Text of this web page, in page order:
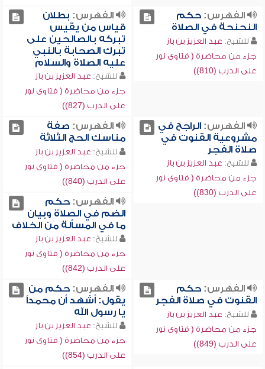
الفهرس:حكم
النحنحة في الصلاة
للشيخ: عبد العزيز بن باز
جزء من محاضرة ( فتاوى نور
على الدرب (810))
الفهرس: بطلان
قياس من يقيس
تبركه بالصالحين على
تبرك الصحابة بالنبي
عليه الصلاة والسلام
للشيخ: عبد العزيز بن باز
جزء من محاضرة ( فتاوى نور
على الدرب (827))
الفهرس:الراجح في
مشروعية القنوت في
صلاة الفجر
للشيخ: عبد العزيز بن باز
جزء من محاضرة ( فتاوى نور
على الدرب (830))
الفهرس: صفة
مناسك الحج الثلاثة
للشيخ: عبد العزيز بن باز
جزء من محاضرة ( فتاوى نور
على الدرب (840))
الفهرس:حكم
الضم في الصلاة وبيان
ما في المسألة من الخلاف
للشيخ: عبد العزيز بن باز
جزء من محاضرة ( فتاوى نور
على الدرب (842))
الفهرس:حكم
القنوت في صلاة الفجر
للشيخ: عبد العزيز بن باز
جزء من محاضرة ( فتاوى نور
على الدرب (849))
الفهرس:حكم من
يقول: أشهد أن محمداً
يا رسول الله
للشيخ: عبد العزيز بن باز
جزء من محاضرة ( فتاوى نور
على الدرب (854))